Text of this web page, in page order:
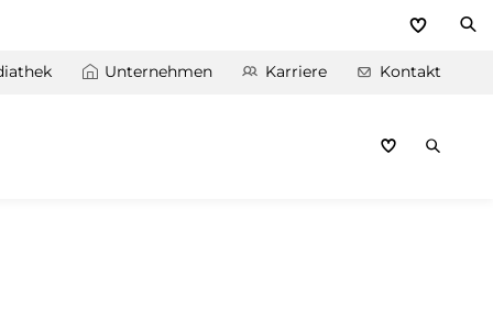
Unternehmen Karriere Kontakt